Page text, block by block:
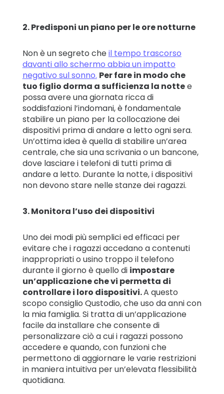
2. Predisponi un piano per le ore notturne
Non è un segreto cheil tempo trascorso
davanti allo schermo abbia un impatto
negativo sul sonno. Per fare in modo che
tuo figlio dorma a sufficienza la nottee
possa avere una giornata ricca di
soddisfazioni l’indomani, è fondamentale
stabilire un piano per la collocazione dei
dispositivi prima di andare a letto ogni sera.
Un’ottima idea è quella di stabilire un’area
centrale, che sia una scrivania o un bancone,
dove lasciare i telefoni di tutti prima di
andare a letto. Durante la notte, i dispositivi
non devono stare nelle stanze dei ragazzi.
3. Monitora l’uso dei dispositivi
Uno dei modi più semplici ed efficaci per
evitare che i ragazzi accedano a contenuti
inappropriati o usino troppo il telefono
durante il giorno è quello di impostare
un’applicazione che vi permetta di
controllare i loro dispositivi.A questo
scopo consiglio Qustodio, che uso da anni con
la mia famiglia. Si tratta di un’applicazione
facile da installare che consente di
personalizzare ciò a cui i ragazzi possono
accedere e quando, con funzioni che
permettono di aggiornare le varie restrizioni
in maniera intuitiva per un’elevata flessibilità
quotidiana.